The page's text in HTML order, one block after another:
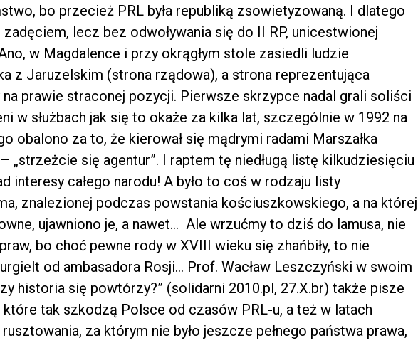
bo przecież PRL była republiką zsowietyzowaną. I dlatego
lecz bez odwoływania się do II RP, unicestwionej
w Magdalence i przy okrągłym stole zasiedli ludzie
z Jaruzelskim (strona rządowa), a strona reprezentująca
na prawie straconej pozycji. Pierwsze skrzypce nadal grali soliści
w służbach jak się to okaże za kilka lat, szczególnie w 1992 na
obalono za to, że kierował się mądrymi radami Marszałka
– „strzeżcie się agentur”. I raptem tę niedługą listę kilkudziesięciu
interesy całego narodu! A było to coś w rodzaju listy
znalezionej podczas powstania kościuszkowskiego, a na której
ujawniono je, a nawet… Ale wrzućmy to dziś do lamusa, nie
bo choć pewne rody w XVIII wieku się zhańbiły, to nie
od ambasadora Rosji… Prof. Wacław Leszczyński w swoim
historia się powtórzy?” (solidarni 2010.pl, 27.X.br) także pisze
tak szkodzą Polsce od czasów PRL-u, a też w latach
za którym nie było jeszcze pełnego państwa prawa,